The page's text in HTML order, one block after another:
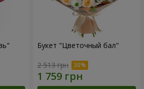
Букет "Цветочный бал"
2 513 грн